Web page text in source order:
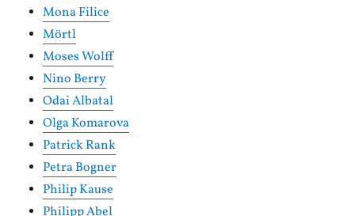
Mona Filice
Mörtl
Moses Wolff
Nino Berry
Odai Albatal
Olga Komarova
Patrick Rank
Petra Bogner
Philip Kause
Philipp Abel